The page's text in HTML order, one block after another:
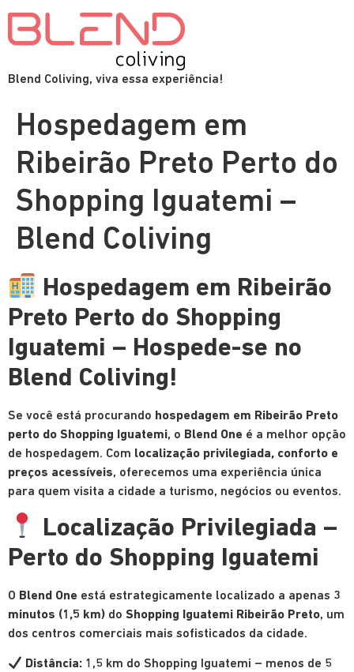
Blend Coliving, viva essa experiência!
Hospedagem em
Ribeirão Preto Perto do
Shopping Iguatemi –
Blend Coliving
Hospedagem em Ribeirão
Preto Perto do Shopping
Iguatemi – Hospede-se no
Blend Coliving!
Se você está procurando hospedagem em Ribeirão Preto
perto do Shopping Iguatemi, o Blend One é a melhor opção
de hospedagem. Com localização privilegiada, conforto e
preços acessíveis, oferecemos uma experiência única
para quem visita a cidade a turismo, negócios ou eventos.
Localização Privilegiada –
Perto do Shopping Iguatemi
O Blend One está estrategicamente localizado a apenas 3
minutos (1,5 km) do Shopping Iguatemi Ribeirão Preto, um
dos centros comerciais mais sofisticados da cidade.
Distância: 1,5 km do Shopping Iguatemi – menos de 5